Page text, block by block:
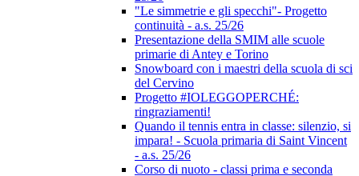
"Le simmetrie e gli specchi"- Progetto
continuità - a.s. 25/26
Presentazione della SMIM alle scuole
primarie di Antey e Torino
Snowboard con i maestri della scuola di sci
del Cervino
Progetto #IOLEGGOPERCHÉ:
ringraziamenti!
Quando il tennis entra in classe: silenzio, si
impara! - Scuola primaria di Saint Vincent
- a.s. 25/26
Corso di nuoto - classi prima e seconda